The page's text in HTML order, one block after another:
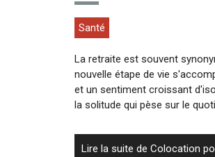
Santé
La retraite est souvent
nouvelle étape de vie
et un sentiment croissant
la solitude qui pèse sur le
Lire la suite de Colocation